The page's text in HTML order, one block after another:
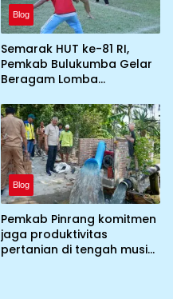
Blog
Semarak HUT ke-81 RI,
Pemkab Bulukumba Gelar
Beragam Lomba
Olahraga
Blog
Pemkab Pinrang komitmen
jaga produktivitas
pertanian di tengah musim